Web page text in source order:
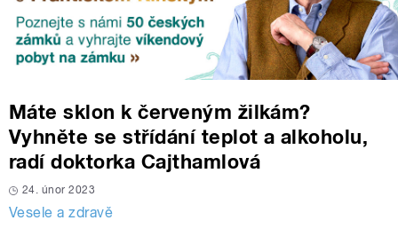
Máte sklon k červeným žilkám?
Vyhněte se střídání teplot a alkoholu,
radí doktorka Cajthamlová
24. únor 2023
Vesele a zdravě